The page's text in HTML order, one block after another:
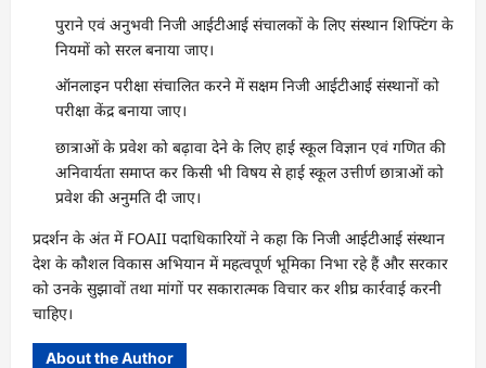
पुराने एवं अनुभवी निजी आईटीआई संचालकों के लिए संस्थान शिफ्टिंग के
नियमों को सरल बनाया जाए।
ऑनलाइन परीक्षा संचालित करने में सक्षम निजी आईटीआई संस्थानों को
परीक्षा केंद्र बनाया जाए।
छात्राओं के प्रवेश को बढ़ावा देने के लिए हाई स्कूल विज्ञान एवं गणित की
अनिवार्यता समाप्त कर किसी भी विषय से हाई स्कूल उत्तीर्ण छात्राओं को
प्रवेश की अनुमति दी जाए।
प्रदर्शन के अंत में FOAII पदाधिकारियों ने कहा कि निजी आईटीआई संस्थान
देश के कौशल विकास अभियान में महत्वपूर्ण भूमिका निभा रहे हैं और सरकार
को उनके सुझावों तथा मांगों पर सकारात्मक विचार कर शीघ्र कार्रवाई करनी
चाहिए।
About the Author